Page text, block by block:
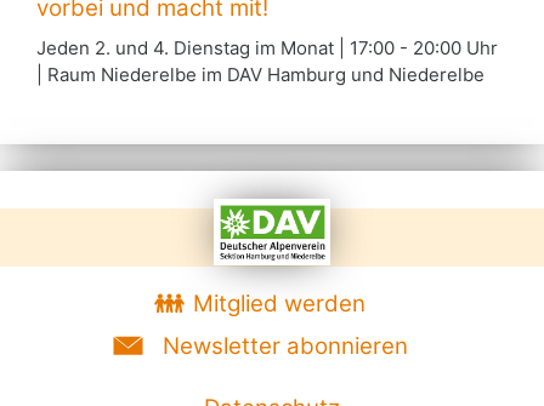
vorbei und macht mit! ⁠
Jeden 2. und 4. Dienstag im Monat | 17:00 - 20:00 Uhr
| Raum Niederelbe im DAV Hamburg und Niederelbe
Mitglied werden
Newsletter abonnieren